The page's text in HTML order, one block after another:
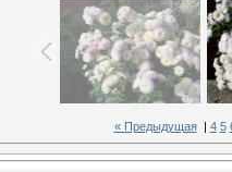
« Предыдущая| 4 5